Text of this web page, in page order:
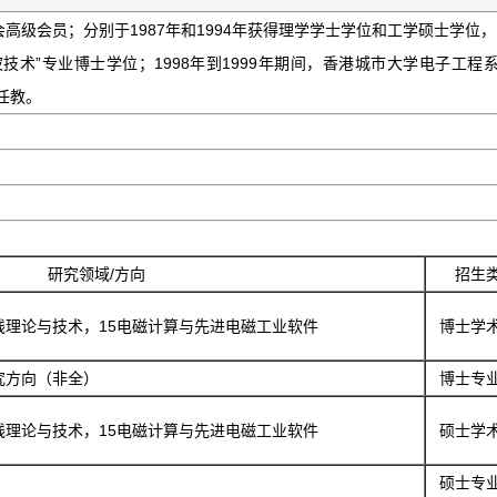
级会员；分别于1987年和1994年获得理学学士学位和工学硕士学位
术”专业博士学位；1998年到1999年期间，香港城市大学电子工程
。
研究领域/方向 招生
论与技术，15电磁计算与先进电磁工业软件 博士学
向（非全） 博士专
论与技术，15电磁计算与先进电磁工业软件 硕士学
硕士专